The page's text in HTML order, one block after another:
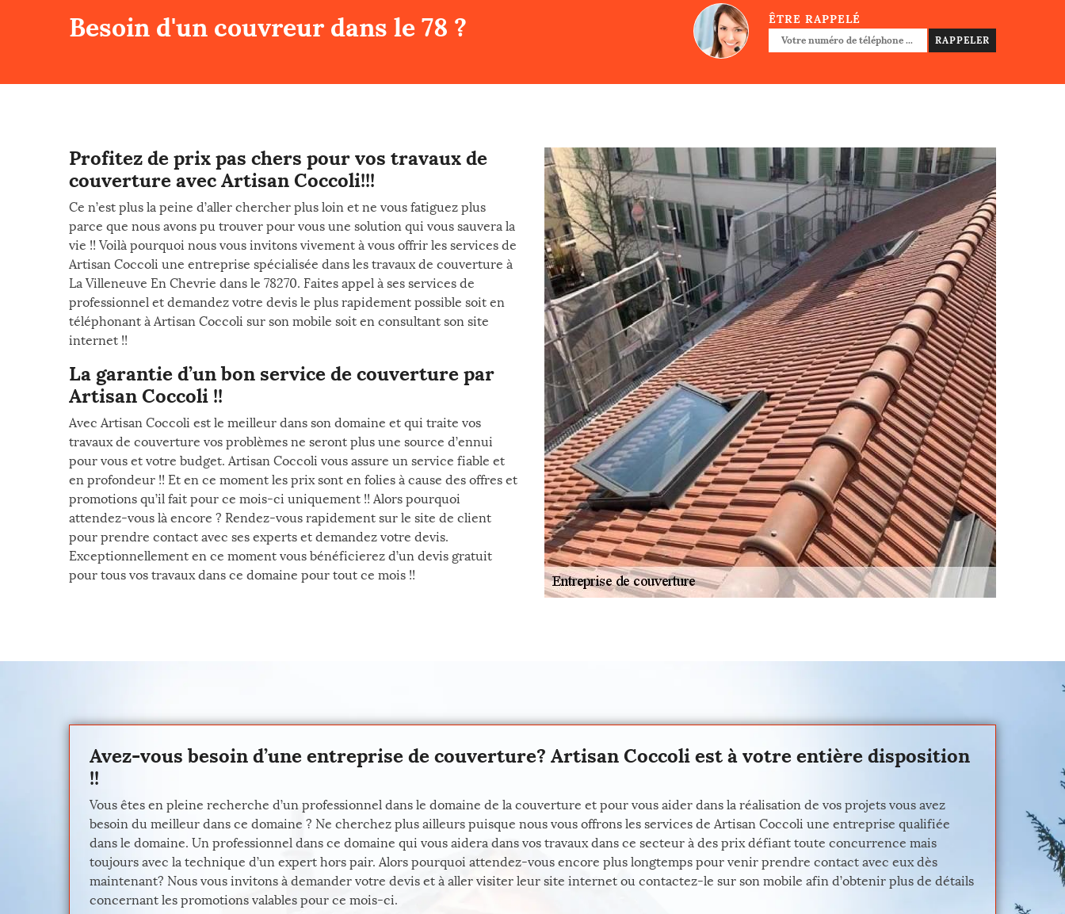
Besoin d'un couvreur dans le 78 ? ÊTRE RAPPELÉ
Profitez de prix pas chers pour vos travaux de
couverture avec Artisan Coccoli!!!
Ce n’est plus la peine d’aller chercher plus loin et ne vous fatiguez plus
parce que nous avons pu trouver pour vous une solution qui vous sauvera la
vie !! Voilà pourquoi nous vous invitons vivement à vous offrir les services de
Artisan Coccoli une entreprise spécialisée dans les travaux de couverture à
La Villeneuve En Chevrie dans le 78270. Faites appel à ses services de
professionnel et demandez votre devis le plus rapidement possible soit en
téléphonant à Artisan Coccoli sur son mobile soit en consultant son site
internet !!
La garantie d’un bon service de couverture par
Artisan Coccoli !!
Avec Artisan Coccoli est le meilleur dans son domaine et qui traite vos
travaux de couverture vos problèmes ne seront plus une source d’ennui
pour vous et votre budget. Artisan Coccoli vous assure un service fiable et
en profondeur !! Et en ce moment les prix sont en folies à cause des offres et
promotions qu’il fait pour ce mois-ci uniquement !! Alors pourquoi
attendez-vous là encore ? Rendez-vous rapidement sur le site de client
pour prendre contact avec ses experts et demandez votre devis.
Exceptionnellement en ce moment vous bénéficierez d’un devis gratuit
pour tous vos travaux dans ce domaine pour tout ce mois !!
Avez-vous besoin d’une entreprise de couverture? Artisan Coccoli est à votre entière disposition
!!
Vous êtes en pleine recherche d’un professionnel dans le domaine de la couverture et pour vous aider dans la réalisation de vos projets vous avez
besoin du meilleur dans ce domaine ? Ne cherchez plus ailleurs puisque nous vous offrons les services de Artisan Coccoli une entreprise qualifiée
dans le domaine. Un professionnel dans ce domaine qui vous aidera dans vos travaux dans ce secteur à des prix défiant toute concurrence mais
toujours avec la technique d’un expert hors pair. Alors pourquoi attendez-vous encore plus longtemps pour venir prendre contact avec eux dès
maintenant? Nous vous invitons à demander votre devis et à aller visiter leur site internet ou contactez-le sur son mobile afin d’obtenir plus de détails
concernant les promotions valables pour ce mois-ci.